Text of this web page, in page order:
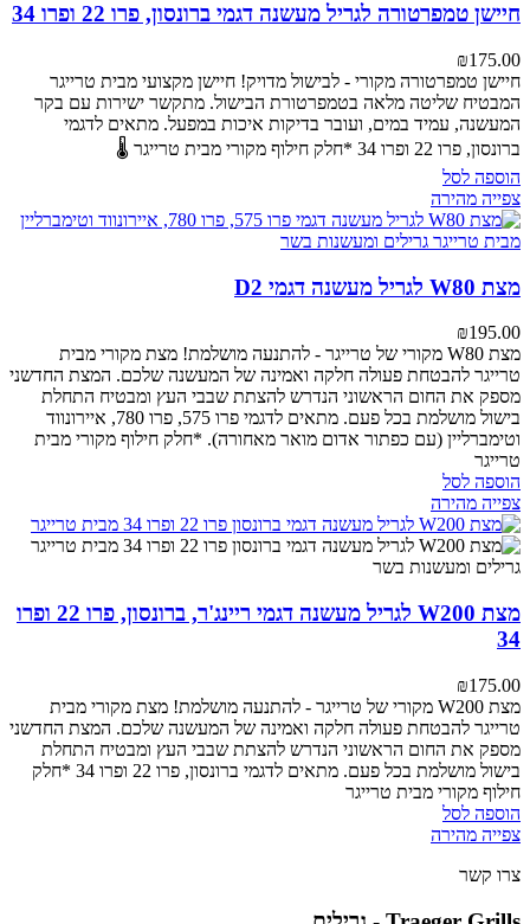
חיישן טמפרטורה לגריל מעשנה דגמי ברונסון, פרו 22 ופרו 34
₪175.00
חיישן טמפרטורה מקורי - לבישול מדויק! חיישן מקצועי מבית טרייגר
המבטיח שליטה מלאה בטמפרטורת הבישול. מתקשר ישירות עם בקר
המעשנה, עמיד במים, ועובר בדיקות איכות במפעל. מתאים לדגמי
ברונסון, פרו 22 ופרו 34
*חלק חילוף מקורי מבית טרייגר 🌡️
הוספה לסל
צפייה מהירה
מצת W80 לגריל מעשנה דגמי D2
₪195.00
מצת W80 מקורי של טרייגר - להתנעה מושלמת!
מצת מקורי מבית
טרייגר להבטחת פעולה חלקה ואמינה של המעשנה שלכם. המצת החדשני
מספק את החום הראשוני הנדרש להצתת שבבי העץ ומבטיח התחלת
בישול מושלמת בכל פעם.
מתאים לדגמי פרו 575, פרו 780, איירונווד
וטימברליין (עם כפתור אדום מואר מאחורה). *חלק חילוף מקורי מבית
טרייגר
הוספה לסל
צפייה מהירה
מצת W200 לגריל מעשנה דגמי ריינג'ר, ברונסון, פרו 22 ופרו
34
₪175.00
מצת W200 מקורי של טרייגר - להתנעה מושלמת!
מצת מקורי מבית
טרייגר להבטחת פעולה חלקה ואמינה של המעשנה שלכם. המצת החדשני
מספק את החום הראשוני הנדרש להצתת שבבי העץ ומבטיח התחלת
בישול מושלמת בכל פעם. מתאים לדגמי ברונסון, פרו 22 ופרו 34
*חלק
חילוף מקורי מבית טרייגר
הוספה לסל
צפייה מהירה
צרו קשר